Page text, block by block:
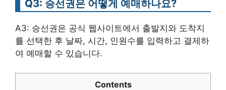
Q3: 승선권은 어떻게 예매하나요?
A3: 승선권은 공식 웹사이트에서 출발지와 도착지
를 선택한 후 날짜, 시간, 인원수를 입력하고 결제하
여 예매할 수 있습니다.
Contents